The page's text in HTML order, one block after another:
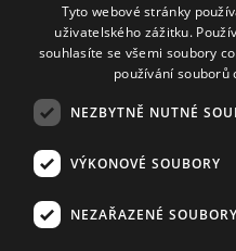
Kříženeckého nám. 322
152 00 Praha 5
IČ 416 93 311
© 2008–2026 EMPRESA
Zásady ochrany osobních a
Tyto webové stránky
uživatelského zážitku.
souhlasíte se všemi soubory
používání souborů
NEZBYTNĚ NUTNÉ
VÝKONOVÉ SOUBORY
NEZAŘAZENÉ SOUBORY